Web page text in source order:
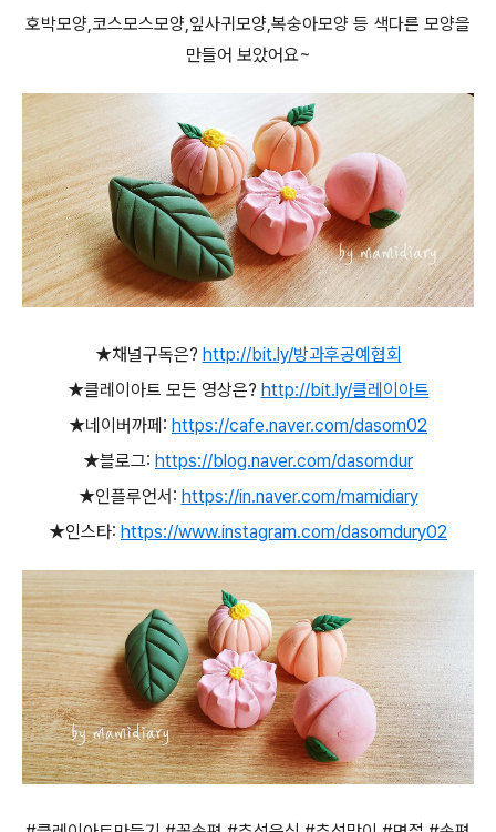
호박모양,코스모스모양,잎사귀모양,복숭아모양 등 색다른 모양을
만들어 보았어요~
★채널구독은? http://bit.ly/방과후공예협회
★클레이아트 모든 영상은? http://bit.ly/클레이아트
★네이버까페: https://cafe.naver.com/dasom02
★블로그: https://blog.naver.com/dasomdur
★인플루언서: https://in.naver.com/mamidiary
★인스타: https://www.instagram.com/dasomdury02